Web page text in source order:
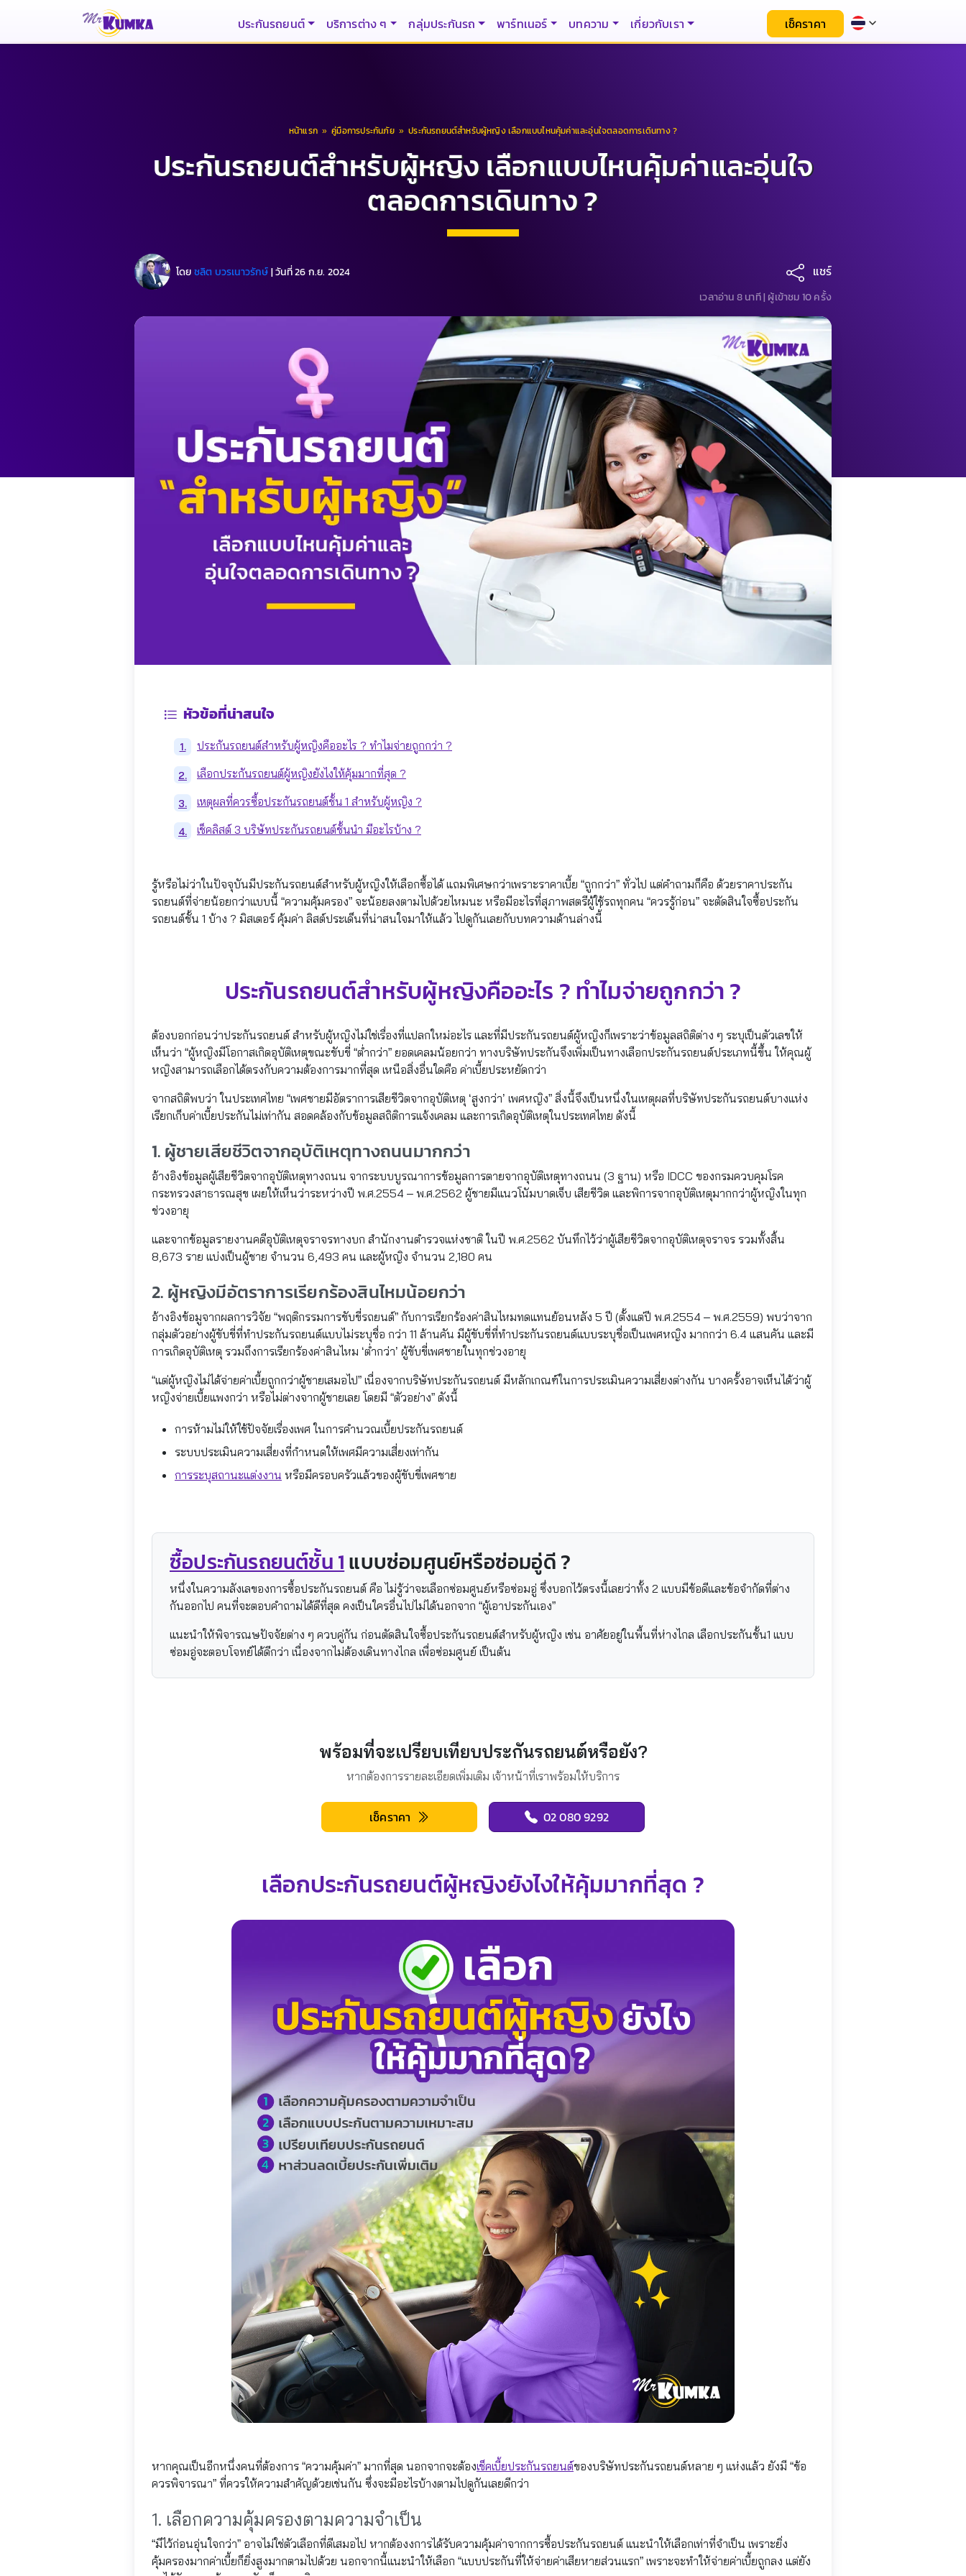
ประกันรถยนต์ บริการต่าง ๆ กลุ่มประกันรถ พาร์ทเนอร์ บทความ เกี่ยวกับเรา เช็คราคา
หน้าแรก » คู่มือการประกันภัย » ​​ประกันรถยนต์สำหรับผู้หญิง ​​เลือกแบบไหนคุ้มค่าและอุ่นใจตลอดการเดินทาง ?​
​​ประกันรถยนต์สำหรับผู้หญิง ​​เลือกแบบไหนคุ้มค่าและอุ่นใจ
ตลอดการเดินทาง ?​
โดยชลิต บวรเนาวรักษ์|วันที่ 26 ก.ย. 2024 แชร์
เวลาอ่าน 8 นาที | ผู้เข้าชม 10 ครั้ง
หัวข้อที่น่าสนใจ
1. ประกันรถยนต์สำหรับผู้หญิงคืออะไร ? ทำไมจ่ายถูกกว่า ?
2. เลือกประกันรถยนต์ผู้หญิงยังไงให้คุ้มมากที่สุด ?
3. เหตุผลที่ควรซื้อประกันรถยนต์ชั้น 1 สำหรับผู้หญิง ?
4. เช็คลิสต์ 3 บริษัทประกันรถยนต์ชั้นนำ มีอะไรบ้าง ?
รู้หรือไม่ว่าในปัจจุบันมีประกันรถยนต์สำหรับผู้หญิงให้เลือกซื้อได้ แถมพิเศษกว่าเพราะราคาเบี้ย “ถูกกว่า” ทั่วไป แต่คำถามก็คือ ด้วยราคาประกัน
รถยนต์ที่จ่ายน้อยกว่าแบบนี้ “ความคุ้มครอง” จะน้อยลงตามไปด้วยไหมนะ หรือมีอะไรที่สุภาพสตรีผู้ใช้รถทุกคน “ควรรู้ก่อน” จะตัดสินใจซื้อประกัน
รถยนต์ชั้น 1 บ้าง ? มิสเตอร์ คุ้มค่า ลิสต์ประเด็นที่น่าสนใจมาให้แล้ว ไปดูกันเลยกับบทความด้านล่างนี้่
ประกันรถยนต์สำหรับผู้หญิงคืออะไร ? ทำไมจ่ายถูกกว่า ?
ต้องบอกก่อนว่าประกันรถยนต์ สำหรับผู้หญิงไม่ใช่เรื่องที่แปลกใหม่อะไร และที่มีประกันรถยนต์ผู้หญิงก็เพราะว่าข้อมูลสถิติต่าง ๆ ระบุเป็นตัวเลขให้
เห็นว่า “ผู้หญิงมีโอกาสเกิดอุบัติเหตุขณะขับขี่ “ต่ำกว่า” ยอดเคลมน้อยกว่า ทางบริษัทประกันจึงเพิ่มเป็นทางเลือกประกันรถยนต์ประเภทนี้ขึ้น ให้คุณผู้
หญิงสามารถเลือกได้ตรงกับความต้องการมากที่สุด เหนือสิ่งอื่นใดคือ ค่าเบี้ยประหยัดกว่า
จากสถิติพบว่า ในประเทศไทย “เพศชายมีอัตราการเสียชีวิตจากอุบัติเหตุ ‘สูงกว่า’ เพศหญิง” สิ่งนี้จึงเป็นหนึ่งในเหตุผลที่บริษัทประกันรถยนต์บางแห่ง
เรียกเก็บค่าเบี้ยประกันไม่เท่ากัน สอดคล้องกับข้อมูลสถิติการแจ้งเคลม และการเกิดอุบัติเหตุในประเทศไทย ดังนี้
1. ผู้ชายเสียชีวิตจากอุบัติเหตุทางถนนมากกว่า
อ้างอิงข้อมูลผู้เสียชีวิตจากอุบัติเหตุทางถนน จากระบบบูรณาการข้อมูลการตายจากอุบัติเหตุทางถนน (3 ฐาน) หรือ IDCC ของกรมควบคุมโรค
กระทรวงสาธารณสุข เผยให้เห็นว่าระหว่างปี พ.ศ.2554 – พ.ศ.2562 ผู้ชายมีแนวโนัมบาดเจ็บ เสียชีวิต และพิการจากอุบัติเหตุมากกว่าผู้หญิงในทุก
ช่วงอายุ
และจากข้อมูลรายงานคดีอุบัติเหตุจราจรทางบก สำนักงานตำรวจแห่งชาติ ในปี พ.ศ.2562 บันทึกไว้ว่าผู้เสียชีวิตจากอุบัติเหตุจราจร รวมทั้งสิ้น
8,673 ราย แบ่งเป็นผู้ชาย จำนวน 6,493 คน และผู้หญิง จำนวน 2,180 คน
2. ผู้หญิงมีอัตราการเรียกร้องสินไหมน้อยกว่า
อ้างอิงข้อมูจากผลการวิจัย “พฤติกรรมการขับขี่รถยนต์” กับการเรียกร้องค่าสินไหมทดแทนย้อนหลัง 5 ปี (ตั้งแต่ปี พ.ศ.2554 – พ.ศ.2559) พบว่าจาก
กลุ่มตัวอย่างผู้ขับขี่ที่ทำประกันรถยนต์แบบไม่ระบุชื่อ กว่า 11 ล้านคัน มีผู้ขับขี่ที่ทำประกันรถยนต์แบบระบุชื่อเป็นเพศหญิง มากกว่า 6.4 แสนคัน และมี
การเกิดอุบัติเหตุ รวมถึงการเรียกร้องค่าสินไหม ‘ต่ำกว่า’ ผู้ขับขี่เพศชายในทุกช่วงอายุ
“แต่ผู้หญิงไม่ได้จ่ายค่าเบี้ยถูกกว่าผู้ชายเสมอไป” เนื่องจากบริษัทประกันรถยนต์ มีหลักเกณฑ์ในการประเมินความเสี่ยงต่างกัน บางครั้งอาจเห็นได้ว่าผู้
หญิงจ่ายเบี้ยแพงกว่า หรือไม่ต่างจากผู้ชายเลย โดยมี “ตัวอย่าง” ดังนี้
การห้ามไม่ให้ใช้ปัจจัยเรื่องเพศ ในการคำนวณเบี้ยประกันรถยนต์
ระบบประเมินความเสี่ยงที่กำหนดให้เพศมีความเสี่ยงเท่ากัน
การระบุสถานะแต่งงาน หรือมีครอบครัวแล้วของผู้ขับขี่เพศชาย
ซื้อประกันรถยนต์ชั้น 1แบบซ่อมศูนย์หรือซ่อมอู่ดี ?
หนึ่งในความลังเลของการซื้อประกันรถยนต์ คือ ไม่รู้ว่าจะเลือกซ่อมศูนย์หรือซ่อมอู่ ซึ่งบอกไว้ตรงนี้เลยว่าทั้ง 2 แบบมีข้อดีและข้อจำกัดที่ต่าง
กันออกไป คนที่จะตอบคำถามได้ดีที่สุด คงเป็นใครอื่นไปไม่ได้นอกจาก “ผู้เอาประกันเอง”
แนะนำให้พิจารณษปัจจัยต่าง ๆ ควบคู่กัน ก่อนตัดสินใจซื้อประกันรถยนต์สำหรับผู้หญิง เช่น อาศัยอยู่ในพื้นที่ห่างไกล เลือกประกันชั้น1 แบบ
ซ่อมอู่จะตอบโจทย์ได้ดีกว่า เนื่องจากไม่ต้องเดินทางไกล เพื่อซ่อมศูนย์ เป็นต้น
พร้อมที่จะเปรียบเทียบประกันรถยนต์หรือยัง?
หากต้องการรายละเอียดเพิ่มเติม เจ้าหน้าที่เราพร้อมให้บริการ
เช็คราคา 02 080 9292
เลือกประกันรถยนต์ผู้หญิงยังไงให้คุ้มมากที่สุด ?
หากคุณเป็นอีกหนึ่งคนที่ต้องการ “ความคุ้มค่า” มากที่สุด นอกจากจะต้องเช็คเบี้ยประกันรถยนต์ของบริษัทประกันรถยนต์หลาย ๆ แห่งแล้ว ยังมี “ข้อ
ควรพิจารณา” ที่ควรให้ความสำคัญด้วยเช่นกัน ซึ่งจะมีอะไรบ้างตามไปดูกันเลยดีกว่า
1. เลือกความคุ้มครองตามความจำเป็น
“มีไว้ก่อนอุ่นใจกว่า” อาจไม่ใช่ตัวเลือกที่ดีเสมอไป หากต้องงการได้รับความคุ้มค่าจากการซื้อประกันรถยนต์ แนะนำให้เลือกเท่าที่จำเป็น เพราะยิ่ง
คุ้มครองมากค่าเบี้ยก็ยิ่งสูงมากตามไปด้วย นอกจากนี้แนะนำให้เลือก “แบบประกันที่ให้จ่ายค่าเสียหายส่วนแรก” เพราะจะทำให้จ่ายค่าเบี้ยถูกลง แต่ยัง